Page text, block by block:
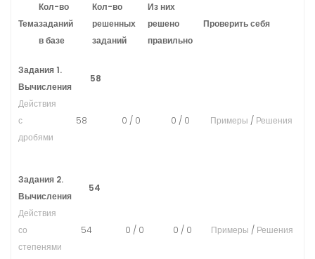
Тема
Кол-во
заданий
в базе
Кол-во
решенных
заданий
Из них
решено
правильно
Проверить себя
Задания 1.
Вычисления
58
Действия
с
дробями
58 0 / 0 0 / 0 Примеры / Решения
Задания 2.
Вычисления
54
Действия
со
степенями
54 0 / 0 0 / 0 Примеры / Решения